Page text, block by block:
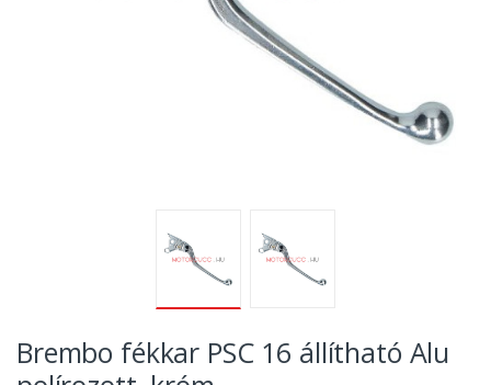
Brembo fékkar PSC 16 állítható Alu